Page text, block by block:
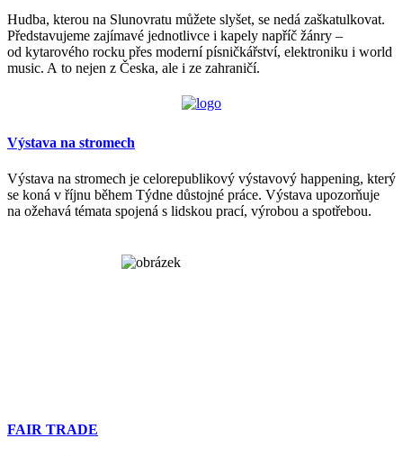
Hudba, kterou na Slunovratu můžete slyšet, se nedá zaškatulkovat.
Představujeme zajímavé jednotlivce i kapely napříč žánry –
od kytarového rocku přes moderní písničkářství, elektroniku i world
music. A to nejen z Česka, ale i ze zahraničí.
Výstava na stromech
Výstava na stromech je celorepublikový výstavový happening, který
se koná v říjnu během Týdne důstojné práce. Výstava upozorňuje
na ožehavá témata spojená s lidskou prací, výrobou a spotřebou.
FAIR TRADE